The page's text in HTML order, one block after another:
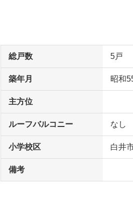
総戸数 5戸
築年月 昭和
主方位
ルーフバルコニー なし
小学校区 白井
備考